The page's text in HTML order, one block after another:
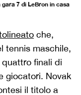
gara 7 di LeBron in casa
che,
tennis maschile,
finali di
giocatori. Novak
il titolo a